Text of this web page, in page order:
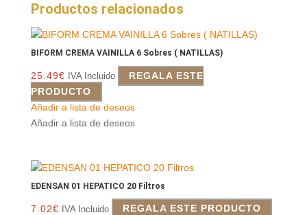
Productos relacionados
BIFORM CREMA VAINILLA 6 Sobres ( NATILLAS)
25.49€ IVA Incluido
REGALA ESTE
PRODUCTO
Añadir a lista de deseos
Añadir a lista de deseos
EDENSAN 01 HEPATICO 20 Filtros
7.02€ IVA Incluido
REGALA ESTE PRODUCTO